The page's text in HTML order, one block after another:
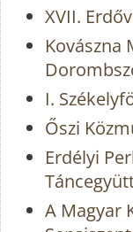
XVII.
Kovászna
I.
Őszi
Erdélyi
A Magyar